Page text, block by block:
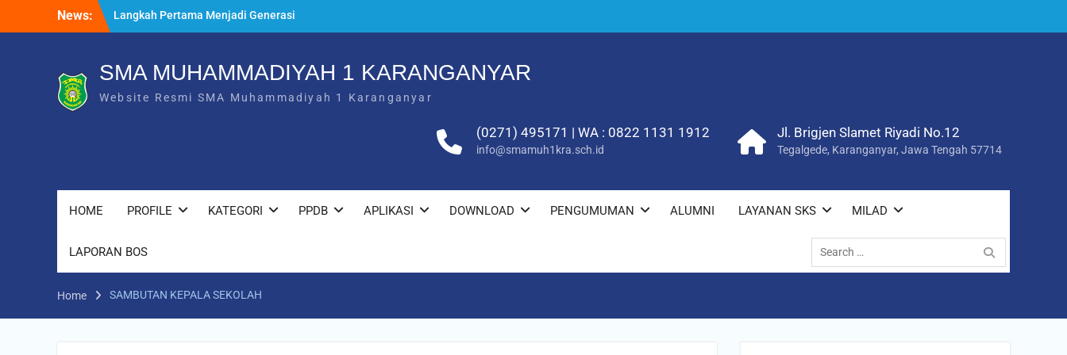
News:
Langkah Pertama Menjadi Generasi
Berkarakter, MPLS/FORTASI SMA
dengan Semangat Kebangsaan
Saat Fajar Menyapa Angkatan Baru, SMA
Muhammadiyah 1 Karanganyar Gelar
SMA MUHAMMADIYAH 1 KARANGANYAR
Website Resmi SMA Muhammadiyah 1 Karanganyar
(0271) 495171 | WA : 0822 1131 1912
info@smamuh1kra.sch.id
Jl. Brigjen Slamet Riyadi No.12
Tegalgede, Karanganyar, Jawa Tengah 57714
HOME PROFILE KATEGORI PPDB APLIKASI DOWNLOAD PENGUMUMAN ALUMNI LAYANAN SKS MILAD
LAPORAN BOS
Search
for:
Home SAMBUTAN KEPALA SEKOLAH